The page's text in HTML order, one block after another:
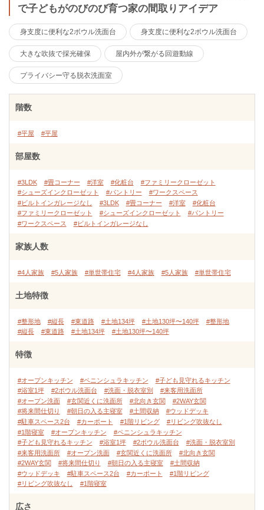
で子どもがのびのび育つ家の間取りアイデア
身支度に便利な2ボウル洗面台 身支度に便利な2ボウル洗面台
大きな吹抜で採光確保 屋内外が繋がる回遊動線
プライバシー守る脱衣洗面室
階数
#平屋 #平屋
部屋数
#3LDK #畳コーナー #洋室 #化粧台
#ファミリークローゼット
#シューズインクローゼット
#パントリー
#ワークスペース
#ビルトインガレージなし
#3LDK #畳コーナー #洋室
#化粧台
#ファミリークローゼット
#シューズインクローゼット
#パントリー
#ワークスペース
#ビルトインガレージなし
家族人数
#4人家族 #5人家族 #単世帯住宅 #4人家族 #5人家族 #単世帯住宅
土地特徴
#整形地 #縦長 #東道路 #土地134坪 #土地130坪〜140坪
#整形地
#縦長
#東道路 #土地134坪 #土地130坪〜140坪
特徴
#オープンキッチン #ペニンシュラキッチン
#子ども見守れるキッチン
#浴室1坪
#2ボウル洗面台 #洗面・脱衣室別
#来客用洗面所
#オープン洗面
#玄関近くに洗面所 #北向き玄関
#2WAY玄関
#将来間仕切り
#朝日の入る主寝室 #土間収納
#ウッドデッキ
#駐車スペース2台
#カーポート #1階リビング
#リビング吹抜なし
#1階寝室
#オープンキッチン
#ペニンシュラキッチン
#子ども見守れるキッチン
#浴室1坪 #2ボウル洗面台
#洗面・脱衣室別
#来客用洗面所
#オープン洗面 #玄関近くに洗面所
#北向き玄関
#2WAY玄関
#将来間仕切り #朝日の入る主寝室
#土間収納
#ウッドデッキ
#駐車スペース2台 #カーポート
#1階リビング
#リビング吹抜なし
#1階寝室
広さ